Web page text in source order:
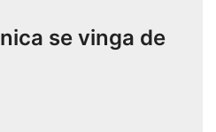
se vinga de